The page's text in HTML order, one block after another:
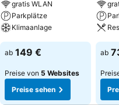
gratis WLAN
Parkplätze
Klimaanlage
ab 149 €
Preise von 5 Websites
Preise sehen
ab